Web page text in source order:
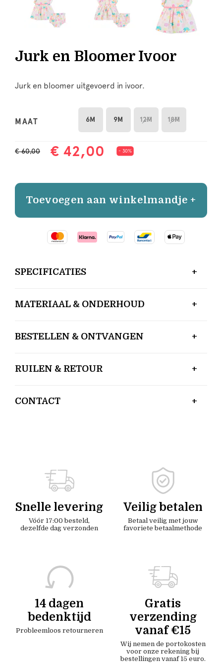
Jurk en Bloomer Ivoor
Jurk en bloomer uitgevoerd in ivoor.
MAAT 6M 9M 12M 18M
€ 60,00 € 42,00 - 30%
Toevoegen aan winkelmandje +
SPECIFICATIES
MATERIAAL & ONDERHOUD
BESTELLEN & ONTVANGEN
RUILEN & RETOUR
CONTACT
Snelle levering
Vóór 17:00 besteld,
dezelfde dag verzonden
Veilig betalen
Betaal veilig met jouw
favoriete betaalmethode
14 dagen
bedenktijd
Probleemloos retourneren
Gratis
verzending
vanaf €15
Wij nemen de portokosten
voor onze rekening bij
bestellingen vanaf 15 euro.